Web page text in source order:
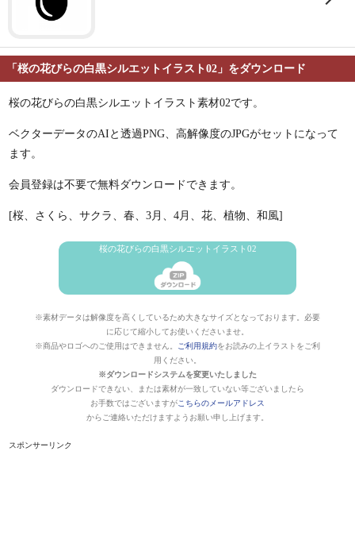
「桜の花びらの白黒シルエットイラスト02」をダウンロード
桜の花びらの白黒シルエットイラスト素材02です。
ベクターデータのAIと透過PNG、高解像度のJPGがセットになって
ます。
会員登録は不要で無料ダウンロードできます。
[桜、さくら、サクラ、春、3月、4月、花、植物、和風]
桜の花びらの白黒シルエットイラスト02
※素材データは解像度を高くしているため大きなサイズとなっております。必要
に応じて縮小してお使いくださいませ。
※商品やロゴへのご使用はできません。
ご利用規約をお読みの上イラストをご利
用ください。
※ダウンロードシステムを変更いたしました
ダウンロードできない、または素材が一致していない等ございましたら
お手数ではございますがこちらのメールアドレス
からご連絡いただけますようお願い申し上げます。
スポンサーリンク